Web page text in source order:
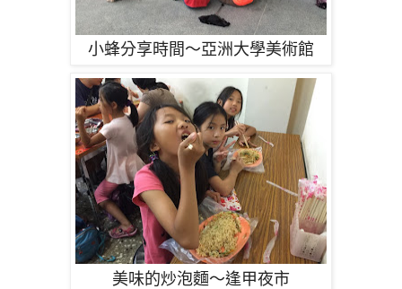
小蜂分享時間～亞洲大學美術館
美味的炒泡麵～逢甲夜市